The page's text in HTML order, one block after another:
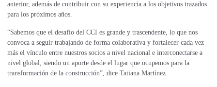
anterior, además de contribuir con su experiencia a los objetivos trazados
para los próximos años.
“Sabemos que el desafío del CCI es grande y trascendente, lo que nos
convoca a seguir trabajando de forma colaborativa y fortalecer cada vez
más el vínculo entre nuestros socios a nivel nacional e interconectarse a
nivel global, siendo un aporte desde el lugar que ocupemos para la
transformación de la construcción”, dice Tatiana Martínez.